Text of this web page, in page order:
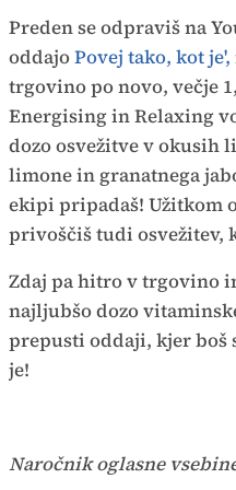
Preden se odpraviš na
oddajoPovej tako, kot je',
trgovino po novo, večje
Energising in Relaxing
dozo osvežitve v okusih
limone in granatnega
ekipi pripadaš! Užitkom
privoščiš tudi osvežitev,
Zdaj pa hitro v trgovino
najljubšo dozo
prepusti oddaji, kjer boš
je!
Naročnik oglasne